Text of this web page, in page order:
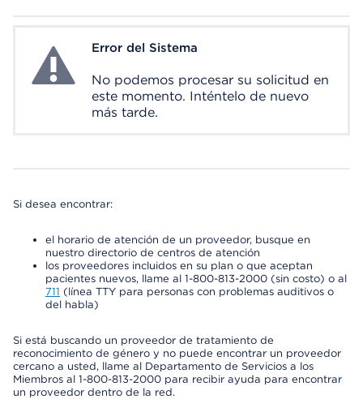
System ErrorError del Sistema
No podemos procesar su solicitud en
este momento. Inténtelo de nuevo
más tarde.
Si desea encontrar:
el horario de atención de un proveedor, busque en
nuestro directorio de centros de atención
los proveedores incluidos en su plan o que aceptan
pacientes nuevos, llame al 1-800-813-2000 (sin costo) o al
711 (línea TTY para personas con problemas auditivos o
del habla)
Si está buscando un proveedor de tratamiento de
reconocimiento de género y no puede encontrar un proveedor
cercano a usted, llame al Departamento de Servicios a los
Miembros al 1-800-813-2000 para recibir ayuda para encontrar
un proveedor dentro de la red.